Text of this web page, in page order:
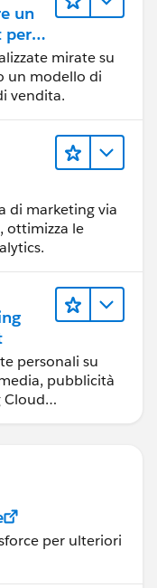
un
per
mirate su
un modello di
vendita.
di marketing via
ottimizza le
personali su
pubblicità
Cloud
per ulteriori